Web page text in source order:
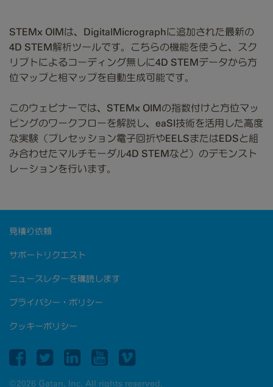
STEMx OIMは、DigitalMicrographに追加された最新の
4D STEM解析ツールです。こちらの機能を使うと、スク
リプトによるコーディング無しに4D STEMデータから方
位マップと相マップを自動生成可能です。
このウェビナーでは、STEMx OIMの指数付けと方位マッ
ピングのワークフローを解説し、eaSI技術を活用した高度
な実験（プレセッション電子回折やEELSまたはEDSと組
み合わせたマルチモーダル4D STEMなど）のデモンスト
レーションを行います。
見積り依頼
サポートリクエスト
ニュースレターを購読します
プライバシー・ポリシー
クッキーポリシー
©2026 Gatan, Inc. All rights reserved.